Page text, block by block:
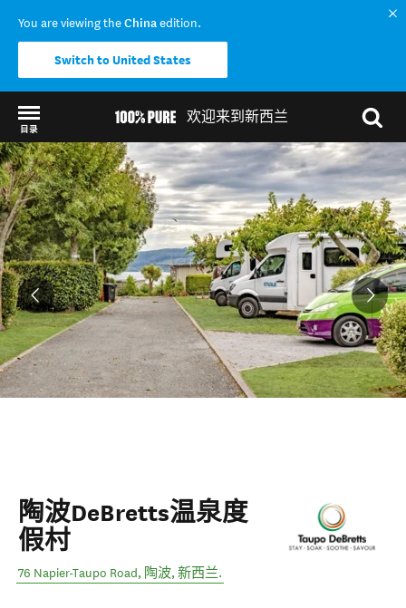
You are viewing theChinaedition.
Switch to United States
欢迎来到新西兰
目录
Back to my results
陶波DeBretts温泉度
假村
76 Napier-Taupo Road, 陶波, 新西兰.